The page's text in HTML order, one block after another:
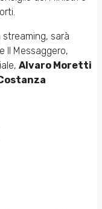
streaming, sarà
Il Messaggero,
Alvaro Moretti